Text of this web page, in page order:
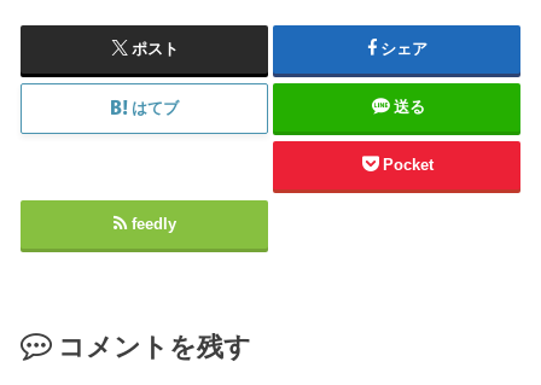
ポスト シェア
はてブ 送る
Pocket
feedly
コメントを残す